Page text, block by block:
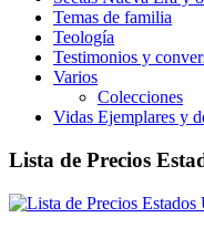
Temas de familia
Teología
Testimonios y
Varios
Colecciones
Vidas Ejemplares y
Lista de Precios